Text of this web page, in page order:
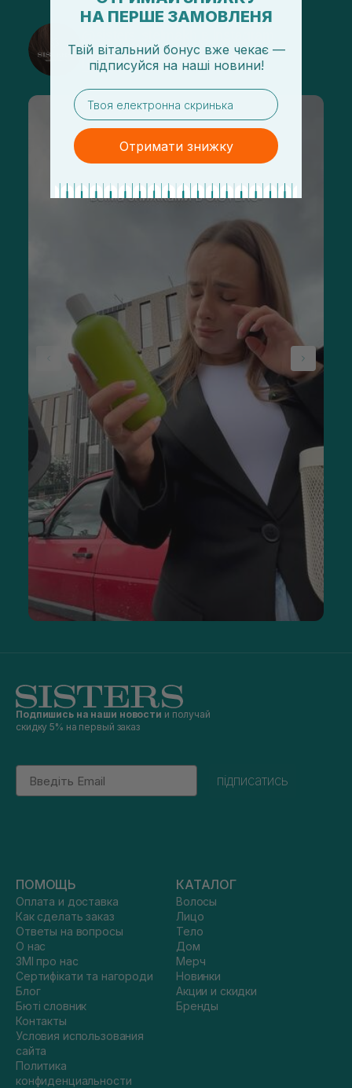
Подписаться
Подпишись на наши новости и получай
скидку 5% на первый заказ
Email
підписатись
ПОМОЩЬ
Оплата и доставка
Как сделать заказ
Ответы на вопросы
О нас
ЗМІ про нас
Сертифікати та нагороди
Блог
Бюті словник
Контакты
Условия использования
сайта
Политика
конфиденциальности
КАТАЛОГ
Волосы
Лицо
Тело
Дом
Мерч
Новинки
Акции и скидки
Бренды
НА ПЕРШЕ ЗАМОВЛЕНЯ
Твій вітальний бонус вже чекає —
підписуйся на наші новини!
email
Отримати знижку